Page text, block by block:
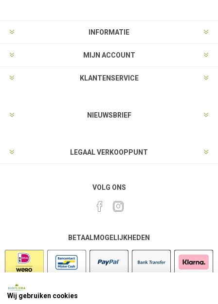
INFORMATIE
MIJN ACCOUNT
KLANTENSERVICE
NIEUWSBRIEF
LEGAAL VERKOOPPUNT
VOLG ONS
BETAALMOGELIJKHEDEN
Wij gebruiken cookies